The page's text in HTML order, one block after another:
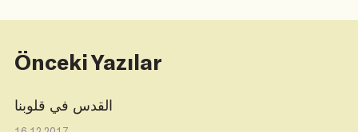
Önceki Yazılar
القدس في قلوبنا